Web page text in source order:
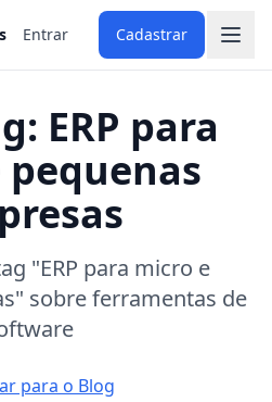
Entrar Cadastrar
ERP para
"ERP para micro e
sobre ferramentas de
para o Blog